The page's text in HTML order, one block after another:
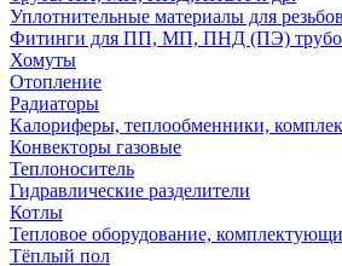
Уплотнительные материалы для
Фитинги для ПП, МП, ПНД (ПЭ)
Хомуты
Отопление
Радиаторы
Калориферы, теплообменники,
Конвекторы газовые
Теплоноситель
Гидравлические разделители
Котлы
Тепловое оборудование,
Тёплый пол